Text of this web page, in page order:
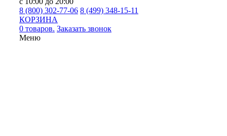
8 (800) 302-77-06 8 (499) 348-15-11
КОРЗИНА
0 товаров. Заказать звонок
Меню